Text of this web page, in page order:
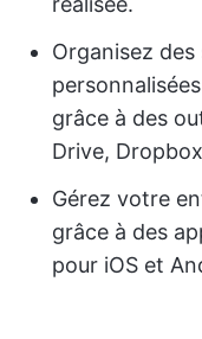
Organisez
grâce à des
Drive,
Gérez votre
grâce à des
pour iOS et